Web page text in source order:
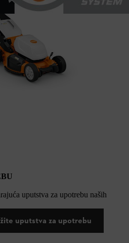
uputstva za upotrebu naših
uputstva za upotrebu